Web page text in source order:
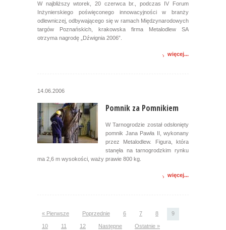
W najbliższy wtorek, 20 czerwca br., podczas IV Forum
Inżynierskiego poświęconego innowacyjności w branży
odlewniczej, odbywającego się w ramach Międzynarodowych
targów Poznańskich, krakowska firma Metalodlew SA
otrzyma nagrodę „Dźwignia 2006”.
więcej...
14.06.2006
Pomnik za Pomnikiem
W Tarnogrodzie został odsłonięty
pomnik Jana Pawła II, wykonany
przez Metalodlew. Figura, która
stanęła na tarnogrodzkim rynku
ma 2,6 m wysokości, waży prawie 800 kg.
więcej...
« Pierwsze Poprzednie 6 7 8 9
10 11 12 Następne Ostatnie »